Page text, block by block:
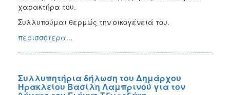
χαρακτήρα του.
Συλλυπούμαι θερμώς την οικογένειά του.
περισσότερα...
Συλλυπητήρια δήλωση του Δημάρχου
Ηρακλείου Βασίλη Λαμπρινού για τον